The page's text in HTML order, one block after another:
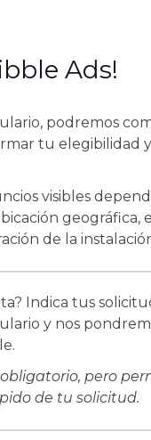
Ads!
podremos
tu elegibilidad
visibles
geográfica,
de la
Indica tus
y nos
obligatorio, pero
de tu solicitud.